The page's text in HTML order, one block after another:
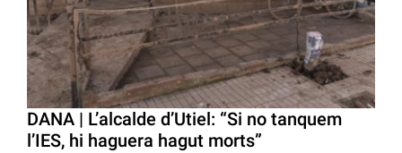
DANA | L’alcalde d’Utiel: “Si no tanquem
l’IES, hi haguera hagut morts”